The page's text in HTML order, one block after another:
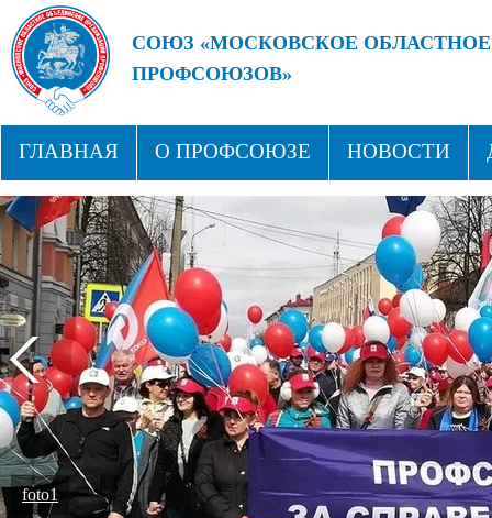
СОЮЗ «МОСКОВСКОЕ
ПРОФСОЮЗОВ»
ГЛАВНАЯ О ПРОФСОЮЗЕ НОВОСТИ
СТРУКТУРА ПРОФСОЮЗНЫЕ ЗДРАВНИЦЫ
foto1